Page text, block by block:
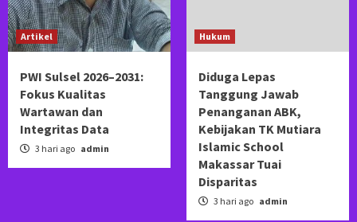
Artikel
PWI Sulsel 2026–2031:
Fokus Kualitas
Wartawan dan
Integritas Data
3 hari ago admin
Hukum
Diduga Lepas
Tanggung Jawab
Penanganan ABK,
Kebijakan TK Mutiara
Islamic School
Makassar Tuai
Disparitas
3 hari ago admin